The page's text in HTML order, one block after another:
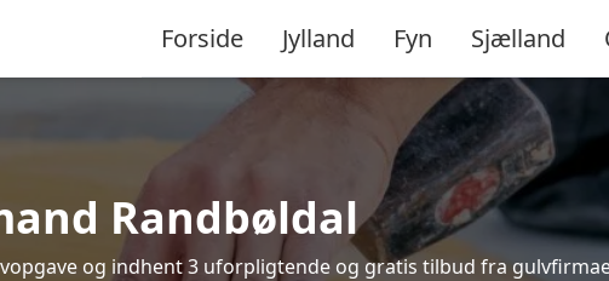
Forside Jylland Fyn Sjælland
Randbøldal
og indhent 3 uforpligtende og gratis tilbud fra